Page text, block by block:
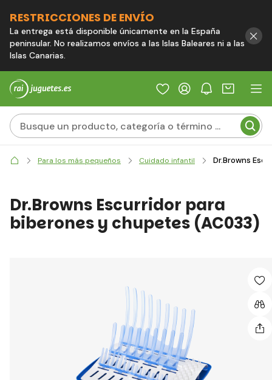
RESTRICCIONES DE ENVÍO
La entrega está disponible únicamente en la España
peninsular. No realizamos envíos a las Islas Baleares ni a las
Islas Canarias.
Para los más pequeños Cuidado infantil Dr.Browns
Dr.Browns Escurridor para
biberones y chupetes (AC033)